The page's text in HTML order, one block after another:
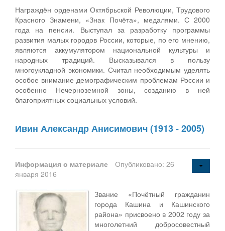
Награждён орденами Октябрьской Революции, Трудового
Красного Знамени, «Знак Почёта», медалями. С 2000
года на пенсии. Выступал за разработку программы
развития малых городов России, которые, по его мнению,
являются аккумулятором национальной культуры и
народных традиций. Высказывался в пользу
многоукладной экономики. Считал необходимым уделять
особое внимание демографическим проблемам России и
особенно Нечерноземной зоны, созданию в ней
благоприятных социальных условий.
Ивин Александр Анисимович (1913 - 2005)
Информация о материале
Опубликовано: 26
января 2016
Звание «Почётный гражданин
города Кашина и Кашинского
района» присвоено в 2002 году за
многолетний добросовестный